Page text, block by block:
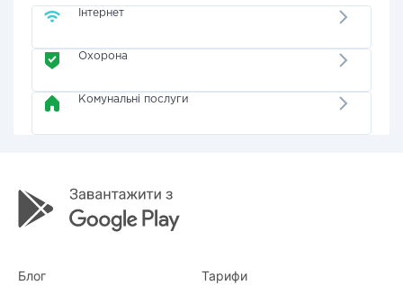
Інтернет
Охорона
Комунальні послуги
Блог Тарифи